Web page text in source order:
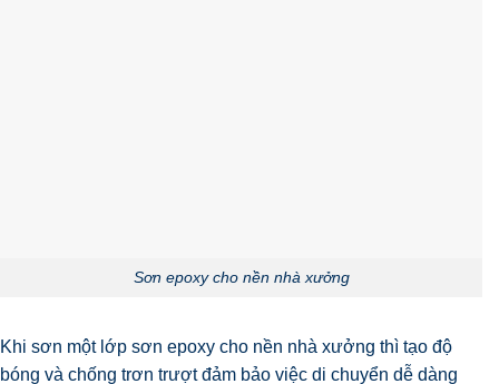
Sơn epoxy cho nền nhà xưởng
Khi sơn một lớp sơn epoxy cho nền nhà xưởng thì tạo độ
bóng và chống trơn trượt đảm bảo việc di chuyển dễ dàng